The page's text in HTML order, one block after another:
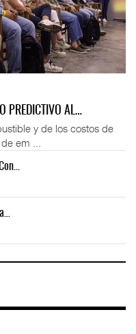
PREDICTIVO AL…
y de los costos de
em ...